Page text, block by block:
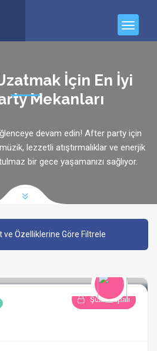
İçin En İyi
Mekanları
devam edin! After party için
lezzetli atıştırmalıklar ve enerjik
bir gece yaşamanızı sağlıyor.
ve Özelliklerine Göre Filtrele
Şuan Kapalı